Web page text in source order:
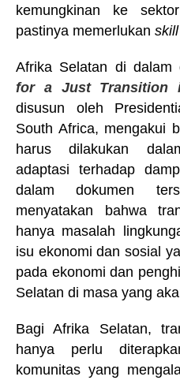
kemungkinan ke
pastinya memerlukan skill
Afrika Selatan di
for a Just Transition
disusun oleh
South Africa, mengakui
harus dilakukan
adaptasi terhadap
dalam dokumen
menyatakan bahwa
hanya masalah
isu ekonomi dan sosial
pada ekonomi dan
Selatan di masa yang
Bagi Afrika Selatan,
hanya perlu
komunitas yang